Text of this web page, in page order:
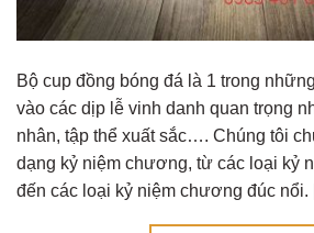
Bộ cup đồng bóng đá là 1 trong
vào các dịp lễ vinh danh quan trọng
nhân, tập thể xuất sắc…. Chúng tôi
dạng kỷ niệm chương, từ các loại kỷ
đến các loại kỷ niệm chương đúc